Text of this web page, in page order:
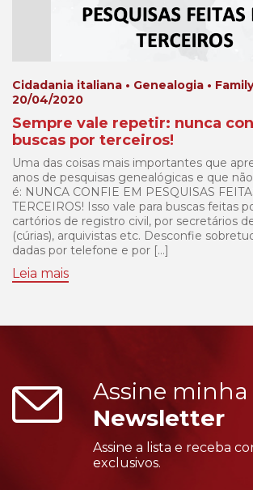
Cidadania italiana • Genealogia •
20/04/2020
Sempre vale repetir: nunca
buscas por terceiros!
Uma das coisas mais importantes que
anos de pesquisas genealógicas e que
é: NUNCA CONFIE EM PESQUISAS
TERCEIROS! Isso vale para buscas feitas
cartórios de registro civil, por secretários
(cúrias), arquivistas etc. Desconfie
dadas por telefone e por […]
Leia mais
Assine minha
Newsletter
Assine a lista e receba
exclusivos.